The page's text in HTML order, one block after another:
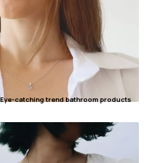
Eye-catching trend bathroom products